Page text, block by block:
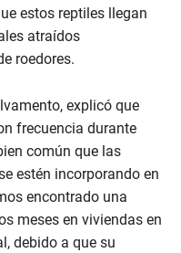
estos reptiles llegan
atraídos
roedores.
explicó que
frecuencia durante
común que las
estén incorporando en
encontrado una
meses en viviendas en
debido a que su